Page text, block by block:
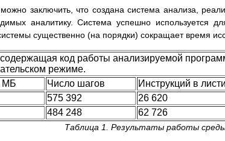
заключить, что создана система анализа,
аналитику. Система успешно используется
существенно (на порядки) сокращает время
код работы анализируемой
режиме.
МБ
Число шагов
Инструкций в
575 392 26 620
484 248 62 726
Таблица 1. Результаты работы среды